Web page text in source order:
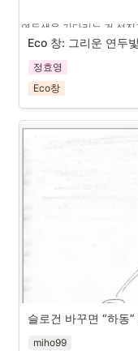
연두색을 기다리는 건 섬
고 모래사장이 있고 소나
있는 섬진강의 모습은 상
다.
물이 가득 찬 논에 빗방울
솔향이 코끝을 간지럽힌
손에 쥔 듯 모두를 아우르
것이 자랑이며 행운이다.’
바람 없이 조용히 비 내리
새 소나무 허리에 옅은 안
수 있겠는가? 어느 그림으
랑을 하는 것은 사랑을 받
하동을 사랑하기에 오늘도
Eco 창: 그리운 연두
정효영
Eco창
슬로건 바꾸면 “하동
miho99